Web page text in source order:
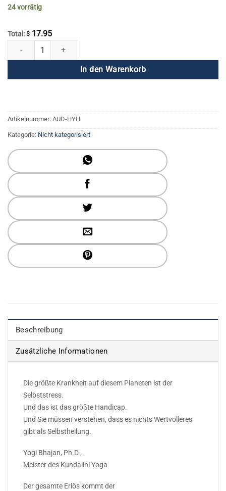
24 vorrätig
Total: $ 17.95
Heilung Ihrer Behinderungen Menge
In den Warenkorb
Artikelnummer: AUD-HYH
Kategorie: Nicht kategorisiert
Beschreibung
Zusätzliche Informationen
Die größte Krankheit auf diesem Planeten ist der
Selbststress.
Und das ist das größte Handicap.
Und Sie müssen verstehen, dass es nichts Wertvolleres
gibt als Selbstheilung.
Yogi Bhajan, Ph.D.,
Meister des Kundalini Yoga
Der gesamte Erlös kommt der